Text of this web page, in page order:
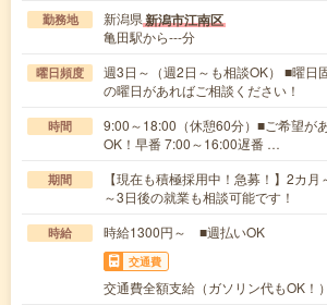
勤務地 新潟県新潟市江南区
亀田駅から---分
曜日頻度
週3日～（週2日～も相談OK） ■曜日
の曜日があればご相談ください！
時間
9:00～18:00（休憩60分）■ご希望が
OK！早番 7:00～16:00遅番 …
期間
【現在も積極採用中！急募！】2カ
～3日後の就業も相談可能です！
時給 時給1300円～ ■週払いOK
交通費
交通費全額支給（ガソリン代もOK！）